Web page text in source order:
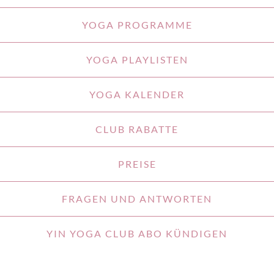
YOGA PROGRAMME
YOGA PLAYLISTEN
YOGA KALENDER
CLUB RABATTE
PREISE
FRAGEN UND ANTWORTEN
YIN YOGA CLUB ABO KÜNDIGEN